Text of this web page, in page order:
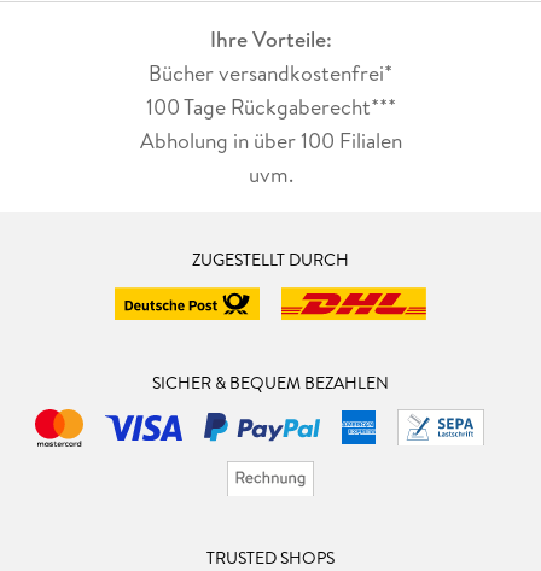
Ihre Vorteile:
Bücher versandkostenfrei*
100 Tage Rückgaberecht***
Abholung in über 100 Filialen
uvm.
ZUGESTELLT DURCH
SICHER & BEQUEM BEZAHLEN
TRUSTED SHOPS